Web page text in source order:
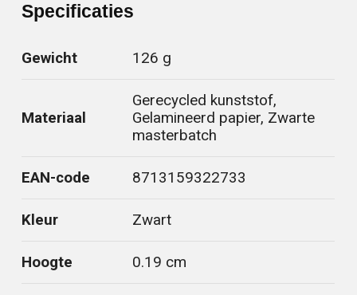
Specificaties
Gewicht 126 g
Materiaal
Gerecycled kunststof,
Gelamineerd papier, Zwarte
masterbatch
EAN-code 8713159322733
Kleur Zwart
Hoogte 0.19 cm